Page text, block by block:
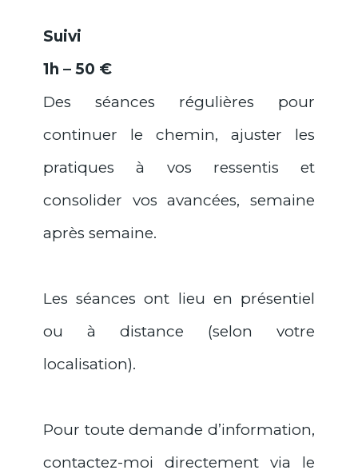
Suivi
1h – 50 €
Des séances régulières pour
continuer le chemin, ajuster les
pratiques à vos ressentis et
consolider vos avancées, semaine
après semaine.
Les séances ont lieu en présentiel
ou à distance (selon votre
localisation).
Pour toute demande d’information,
contactez-moi directement via le